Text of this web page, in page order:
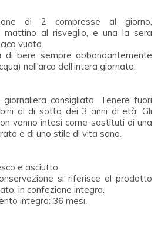
di 2 compresse al giorno,
mattino al risveglio, e una la sera
vuota.
di bere sempre abbondantemente
nell’arco dell’intera giornata.
consigliata. Tenere fuori
al di sotto dei 3 anni di età. Gli
vanno intesi come sostituti di una
e di uno stile di vita sano.
e asciutto.
si riferisce al prodotto
in confezione integra.
integro: 36 mesi.